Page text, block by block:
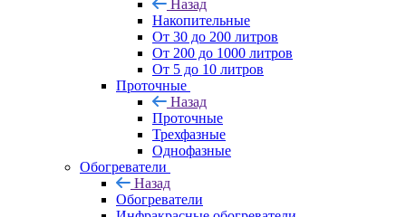
Назад
Накопительные
От 30 до 200 литров
От 200 до 1000 литров
От 5 до 10 литров
Проточные
Назад
Проточные
Трехфазные
Однофазные
Обогреватели
Назад
Обогреватели